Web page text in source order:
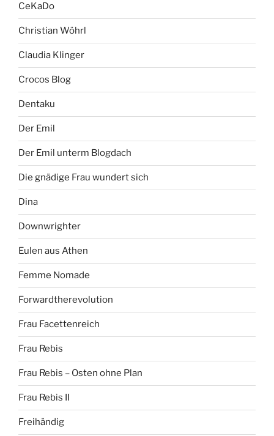
CeKaDo
Christian Wöhrl
Claudia Klinger
Crocos Blog
Dentaku
Der Emil
Der Emil unterm Blogdach
Die gnädige Frau wundert sich
Dina
Downwrighter
Eulen aus Athen
Femme Nomade
Forwardtherevolution
Frau Facettenreich
Frau Rebis
Frau Rebis – Osten ohne Plan
Frau Rebis II
Freihändig